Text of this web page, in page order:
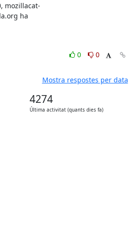
mozillacat-
ha
0
0
Mostra respostes per data
4274
Última activitat (quants dies fa)